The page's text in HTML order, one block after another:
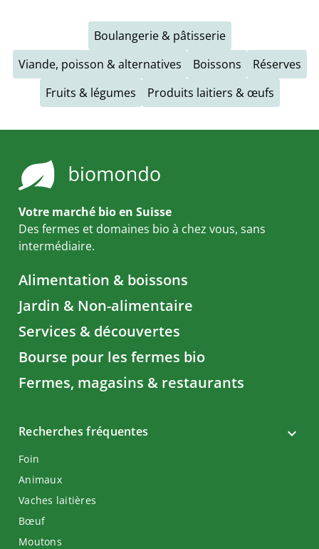
Boulangerie & pâtisserie
Viande, poisson & alternatives
Boissons
Réserves
Fruits & légumes
Produits laitiers & œufs
Votre marché bio en Suisse
Des fermes et domaines bio à chez vous, sans
intermédiaire.
Alimentation & boissons
Jardin & Non-alimentaire
Services & découvertes
Bourse pour les fermes bio
Fermes, magasins & restaurants
Recherches fréquentes
Foin
Animaux
Vaches laitières
Bœuf
Moutons